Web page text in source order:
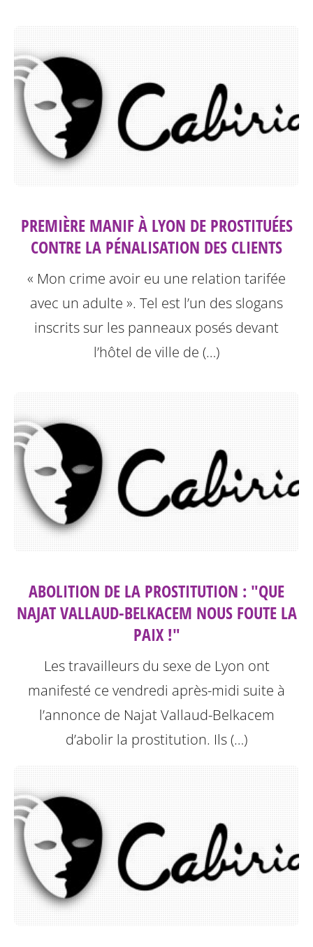
PREMIÈRE MANIF À LYON DE PROSTITUÉES
CONTRE LA PÉNALISATION DES CLIENTS
« Mon crime avoir eu une relation tarifée
avec un adulte ». Tel est l’un des slogans
inscrits sur les panneaux posés devant
l’hôtel de ville de (…)
ABOLITION DE LA PROSTITUTION : "QUE
NAJAT VALLAUD-BELKACEM NOUS FOUTE LA
PAIX !"
Les travailleurs du sexe de Lyon ont
manifesté ce vendredi après-midi suite à
l’annonce de Najat Vallaud-Belkacem
d’abolir la prostitution. Ils (…)